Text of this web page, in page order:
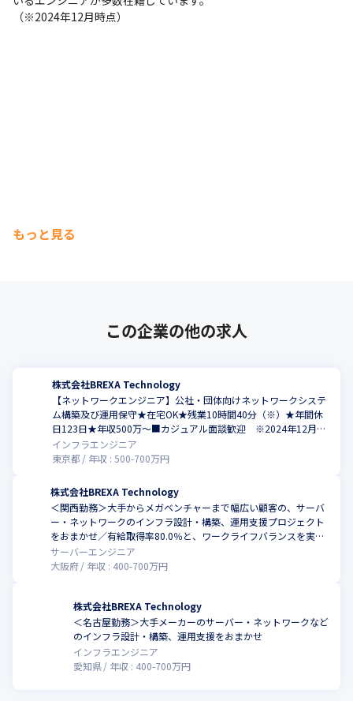
（※2024年12月時点）
もっと見る
この企業の他の求人
株式会社BREXA Technology
【ネットワークエンジニア】公社・団体向けネットワークシステ
ム構築及び運用保守★在宅OK★残業10時間40分（※）★年間休
日123日★年収500万～■カジュアル面談歓迎 ※2024年12月時
点
インフラエンジニア
東京都
年収 : 500-700万円
株式会社BREXA Technology
＜関西勤務＞大手からメガベンチャーまで幅広い顧客の、サーバ
ー・ネットワークのインフラ設計・構築、運用支援プロジェクト
をおまかせ／有給取得率80.0％と、ワークライフバランスを実現
しやすい環境
サーバーエンジニア
大阪府
年収 : 400-700万円
株式会社BREXA Technology
＜名古屋勤務＞⼤⼿メーカーのサーバー・ネットワークなど
のインフラ設計・構築、運用支援をおまかせ
インフラエンジニア
愛知県
年収 : 400-700万円